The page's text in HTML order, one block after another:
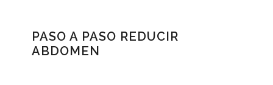
PASO A PASO REDUCIR
ABDOMEN